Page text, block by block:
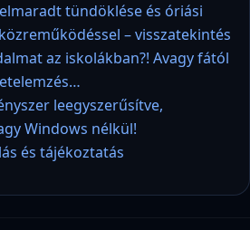
tündöklése és óriási
– visszatekintés
az iskolákban?! Avagy fától
leegyszerűsítve,
Windows nélkül!
és tájékoztatás